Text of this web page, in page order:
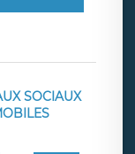
SOCIAUX